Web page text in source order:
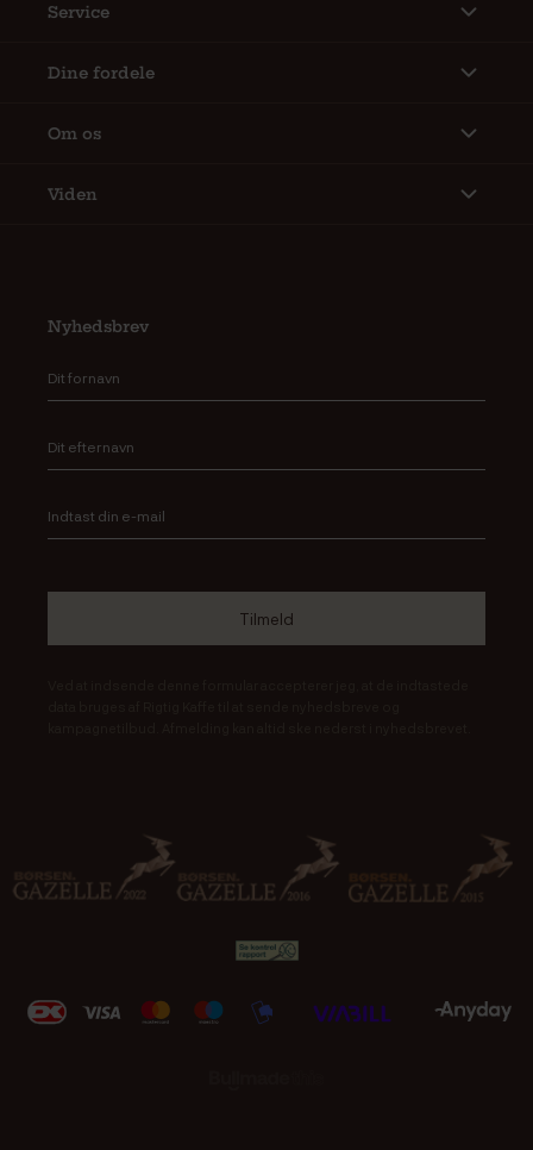
Service
Dine fordele
Om os
Viden
Nyhedsbrev